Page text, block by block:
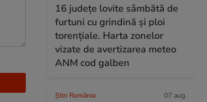
16 județe lovite sâmbătă de
furtuni cu grindină și ploi
torențiale. Harta zonelor
vizate de avertizarea meteo
ANM cod galben
Știri România 07 aug.